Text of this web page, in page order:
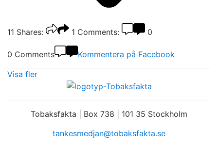
11 Shares: 1 Comments: 0
0 Comments Kommentera på Facebook
Visa fler
Tobaksfakta | Box 738 | 101 35 Stockholm
tankesmedjan@tobaksfakta.se